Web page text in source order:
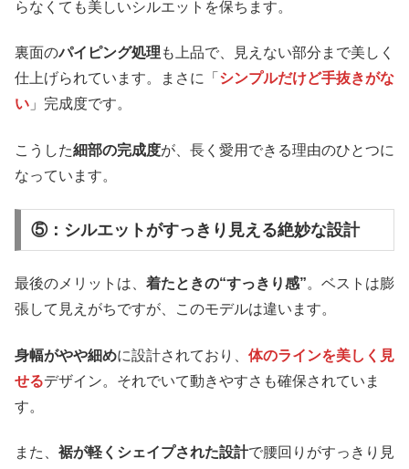
らなくても美しいシルエットを保ちます。
裏面のパイピング処理 も上品で、見えない部分まで美しく
仕上げられています。まさに「 シンプルだけど手抜きがな
い 」完成度です。
こうした細部の完成度が、長く愛用できる理由のひとつに
なっています。
⑤：シルエットがすっきり見える絶妙な設計
最後のメリットは、 着たときの“すっきり感”。ベストは膨
張して見えがちですが、このモデルは違います。
身幅がやや細めに設計されており、 体のラインを美しく見
せるデザイン。それでいて動きやすさも確保されていま
す。
また、 裾が軽くシェイプされた設計で腰回りがすっきり見